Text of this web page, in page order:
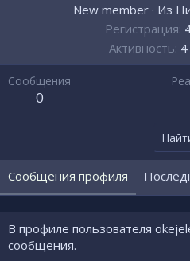
New member · Из
Регистрация
Активность
Сообщения
0
Сообщения профиля
В профиле пользователя
сообщения.